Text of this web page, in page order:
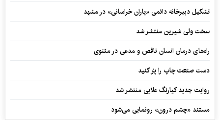
تشکیل دبیرخانه دائمی «یاران خراسانی» در مشهد
سخت ولی شیرین منتشر شد
راه‌های درمان انسان ناقص و مدعی در مثنوی
دست صنعت چاپ را پرُ کنید
روایت جدید کیارنگ علایی منتشر شد
مستند «چشم درون» رونمایی می‌شود